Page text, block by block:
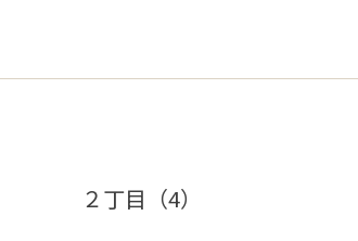
２丁目（4）